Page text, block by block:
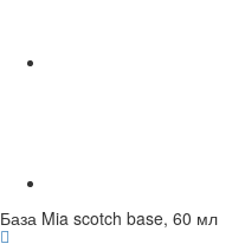
База Mia scotch base, 60 мл